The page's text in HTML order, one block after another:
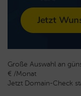
Große Auswahl an
€ /Monat
Jetzt Domain-Check